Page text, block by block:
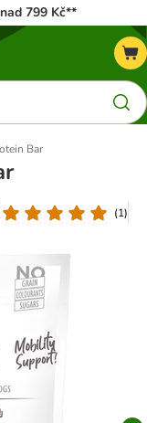
799 Kč**
Bar
(1)